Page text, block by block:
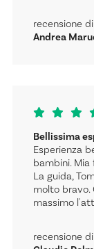
recensione di
Andrea
Bellissima
Esperienza
bambini.
La guida,
molto bravo.
massimo
recensione di